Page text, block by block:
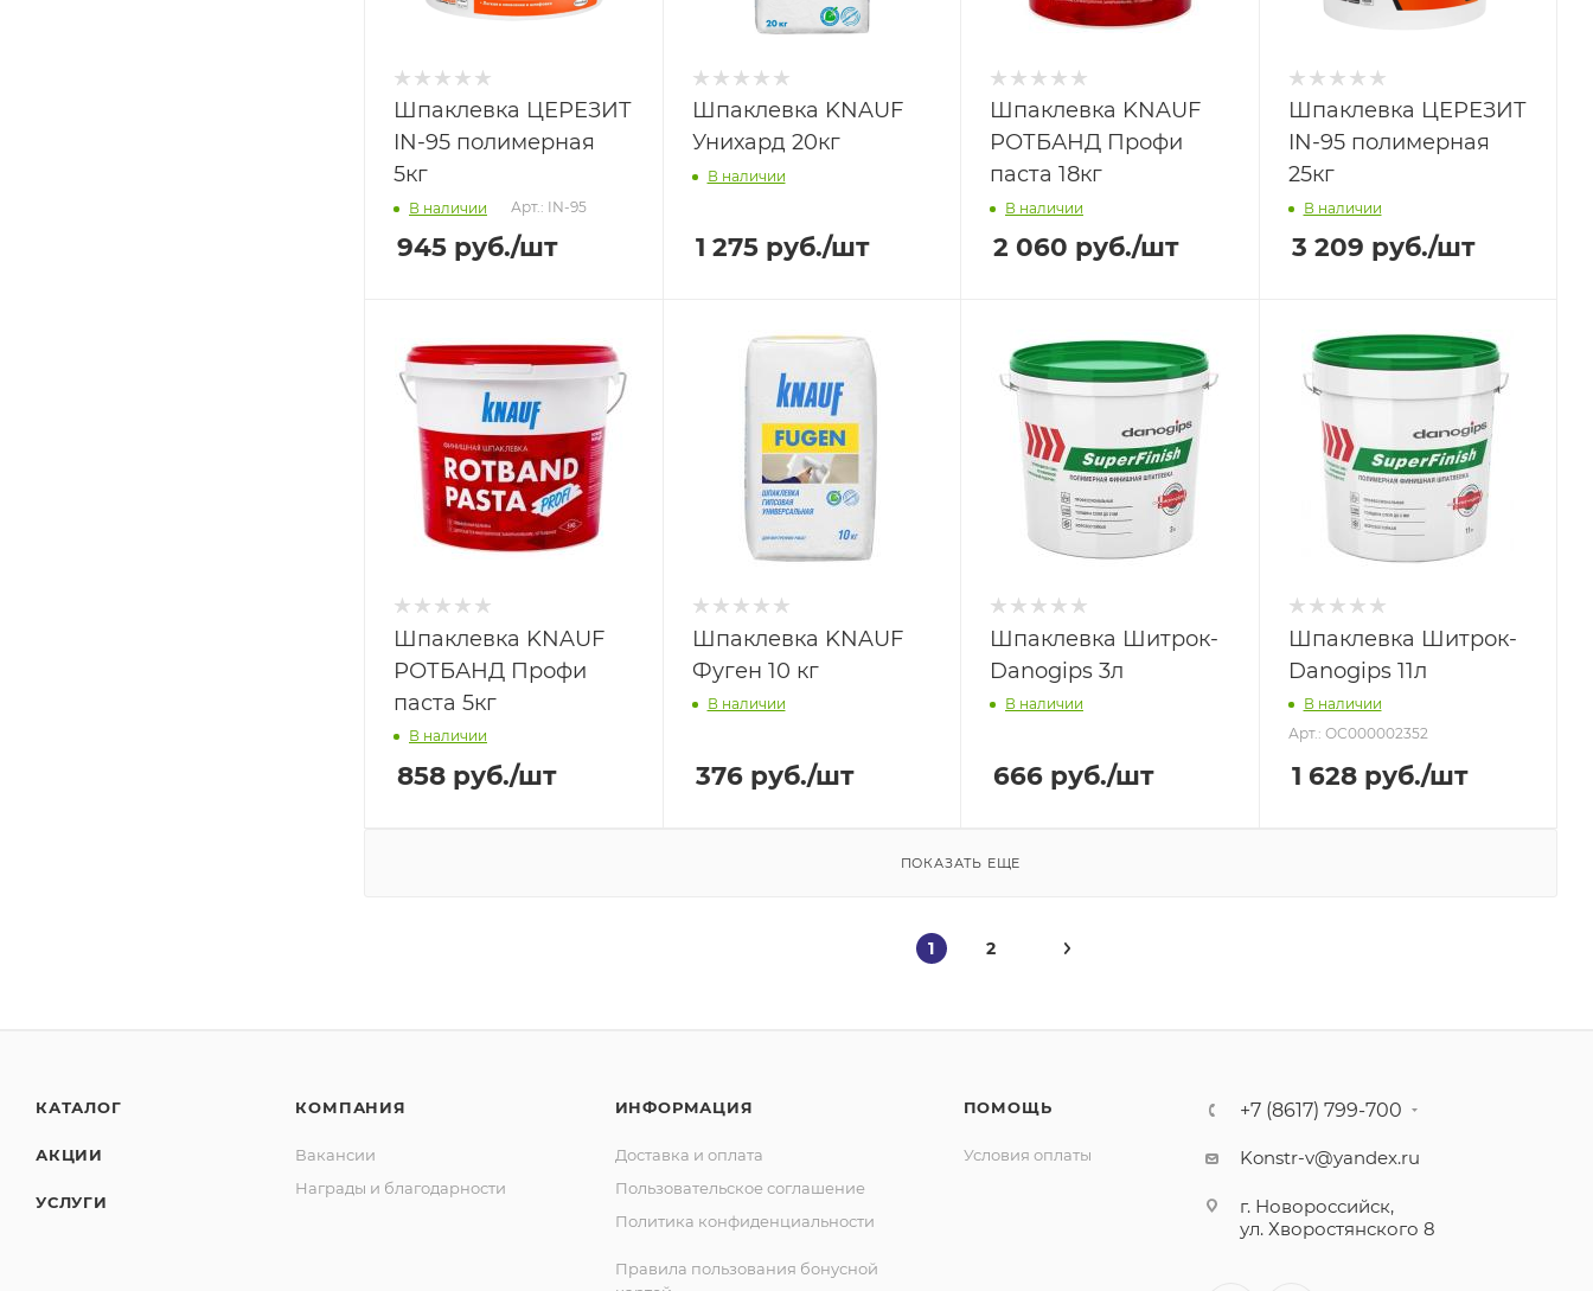
Шпаклевка ЦЕРЕЗИТ
IN-95 полимерная
5кг
В наличии Арт.: IN-95
945 руб./шт
Шпаклевка KNAUF
Унихард 20кг
В наличии
1 275руб./шт
Шпаклевка KNAUF
РОТБАНД Профи
паста 18кг
В наличии
2 060 руб./шт
Шпаклевка ЦЕРЕЗИТ
IN-95 полимерная
25кг
В наличии
3 209 руб./шт
Шпаклевка KNAUF
РОТБАНД Профи
паста 5кг
В наличии
858 руб./шт
Шпаклевка KNAUF
Фуген 10 кг
В наличии
376руб./шт
Шпаклевка Шитрок-
Danogips 3л
В наличии
666 руб./шт
Шпаклевка Шитрок-
Danogips 11л
В наличии
Арт.: ОС000002352
1 628руб./шт
ПОКАЗАТЬ ЕЩЕ
1 2
КАТАЛОГ
АКЦИИ
УСЛУГИ
КОМПАНИЯ
Вакансии
Награды и благодарности
ИНФОРМАЦИЯ
Доставка и оплата
Пользовательское соглашение
Политика конфиденциальности
Правила пользования бонусной
ПОМОЩЬ
Условия оплаты
+7 (8617) 799-700
Konstr-v@yandex.ru
г. Новороссийск,
ул. Хворостянского 8